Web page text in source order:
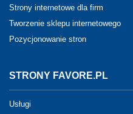
Strony internetowe dla firm
Tworzenie sklepu internetowego
Pozycjonowanie stron
STRONY FAVORE.PL
Usługi